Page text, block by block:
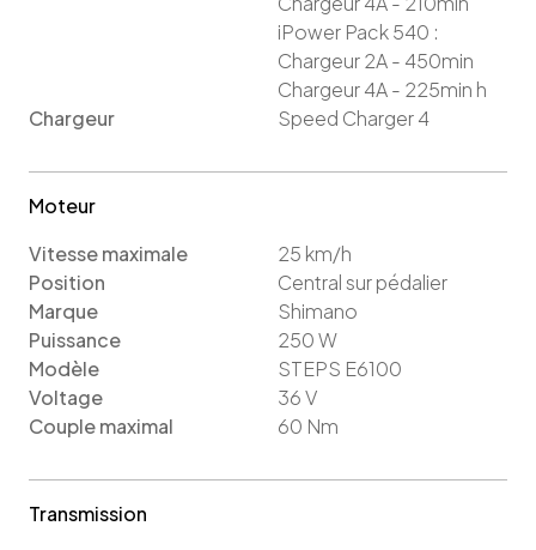
iPower Pack 540 :
Chargeur 2A - 450min
Chargeur 4A - 225min h
Chargeur
Speed Charger 4
Moteur
Vitesse maximale
25 km/h
Position
Central sur pédalier
Marque
Shimano
Puissance
250W
Modèle
STEPS E6100
Voltage
36V
Couple maximal
60 Nm
Transmission